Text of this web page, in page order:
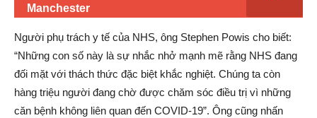
Manchester
Người phụ trách y tế của NHS, ông Stephen Powis cho biết:
“Những con số này là sự nhắc nhở mạnh mẽ rằng NHS đang
đối mặt với thách thức đặc biệt khắc nghiệt. Chúng ta còn
hàng triệu người đang chờ được chăm sóc điều trị vì những
căn bệnh không liên quan đến COVID-19”. Ông cũng nhấn